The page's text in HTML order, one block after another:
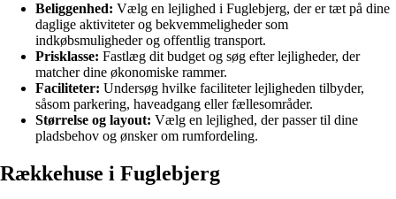
Beliggenhed: Vælg en lejlighed i Fuglebjerg, der er tæt på dine
daglige aktiviteter og bekvemmeligheder som
indkøbsmuligheder og offentlig transport.
Prisklasse: Fastlæg dit budget og søg efter lejligheder, der
matcher dine økonomiske rammer.
Faciliteter: Undersøg hvilke faciliteter lejligheden tilbyder,
såsom parkering, haveadgang eller fællesområder.
Størrelse og layout: Vælg en lejlighed, der passer til dine
pladsbehov og ønsker om rumfordeling.
Rækkehuse i Fuglebjerg